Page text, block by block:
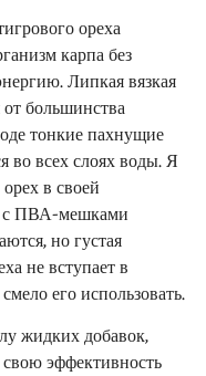
ореха
карпа без
Липкая вязкая
от большинства
тонкие пахнущие
во всех слоях воды. Я
в своей
с ПВА-мешками
но густая
не вступает в
его использовать.
жидких добавок,
эффективность